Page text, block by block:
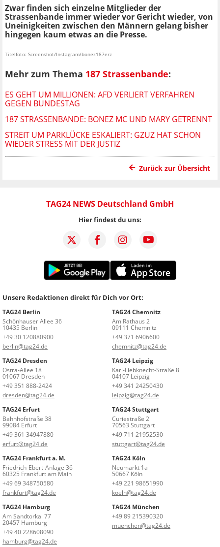
Zwar finden sich einzelne Mitglieder der
Strassenbande immer wieder vor Gericht wieder, von
Uneinigkeiten zwischen den Männern gelang bisher
hingegen kaum etwas an die Presse.
Titelfoto: Screenshot/Instagram/bonez187erz
Mehr zum Thema 187 Strassenbande:
ES GEHT UM MILLIONEN: AFD VERLIERT VERFAHREN
GEGEN BUNDESTAG
187 STRASSENBANDE: BONEZ MC UND MARY GETRENNT
STREIT UM PARKLÜCKE ESKALIERT: GZUZ HAT SCHON
WIEDER STRESS MIT DER JUSTIZ
Zurück zur Übersicht
TAG24 NEWS Deutschland GmbH
Hier findest du uns:
Unsere Redaktionen direkt für Dich vor Ort:
TAG24 Berlin
Schönhauser Allee 36
10435 Berlin
+49 30 120880900
berlin@tag24.de
TAG24 Chemnitz
Am Rathaus 2
09111 Chemnitz
+49 371 6906600
chemnitz@tag24.de
TAG24 Dresden
Ostra-Allee 18
01067 Dresden
+49 351 888-2424
dresden@tag24.de
TAG24 Leipzig
Karl-Liebknecht-Straße 8
04107 Leipzig
+49 341 24250430
leipzig@tag24.de
TAG24 Erfurt
Bahnhofstraße 38
99084 Erfurt
+49 361 34947880
erfurt@tag24.de
TAG24 Stuttgart
Curiestraße 2
70563 Stuttgart
+49 711 21952530
stuttgart@tag24.de
TAG24 Frankfurt a. M.
Friedrich-Ebert-Anlage 36
60325 Frankfurt am Main
+49 69 348750580
frankfurt@tag24.de
TAG24 Köln
Neumarkt 1a
50667 Köln
+49 221 98651990
koeln@tag24.de
TAG24 Hamburg
Am Sandtorkai 77
20457 Hamburg
+49 40 228608090
hamburg@tag24.de
TAG24 München
+49 89 215390320
muenchen@tag24.de